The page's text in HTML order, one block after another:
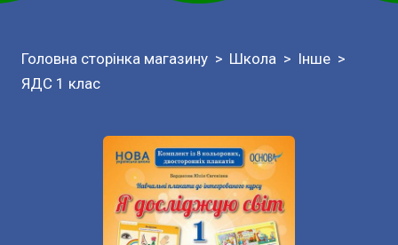
Головна сторінка магазину Школа
Інше
ЯДС 1 клас